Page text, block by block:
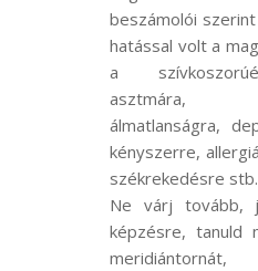
beszámolói
hatással volt a
a
asztmára,
álmatlanságra,
kényszerre,
székrekedésre stb.
Ne várj tovább,
képzésre, tanuld